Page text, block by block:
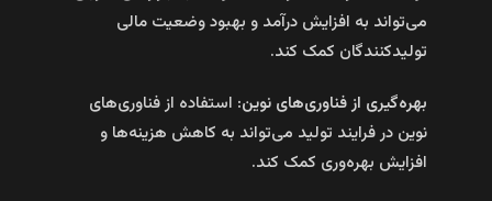
می‌تواند به افزایش درآمد و بهبود وضعیت مالی
تولیدکنندگان کمک کند.
بهره‌گیری از فناوری‌های نوین: استفاده از فناوری‌های
نوین در فرایند تولید می‌تواند به کاهش هزینه‌ها و
افزایش بهره‌وری کمک کند.